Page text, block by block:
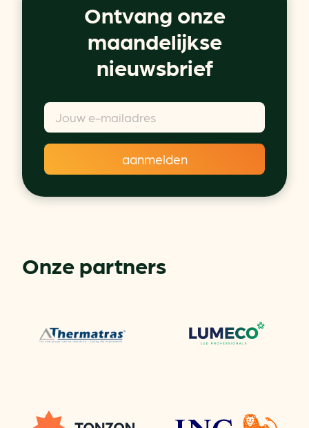
Ontvang onze
maandelijkse
nieuwsbrief
Onze partners